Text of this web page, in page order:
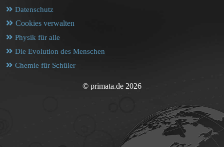
Datenschutz
Cookies verwalten
Physik für alle
Die Evolution des Menschen
Chemie für Schüler
© primata.de 2026